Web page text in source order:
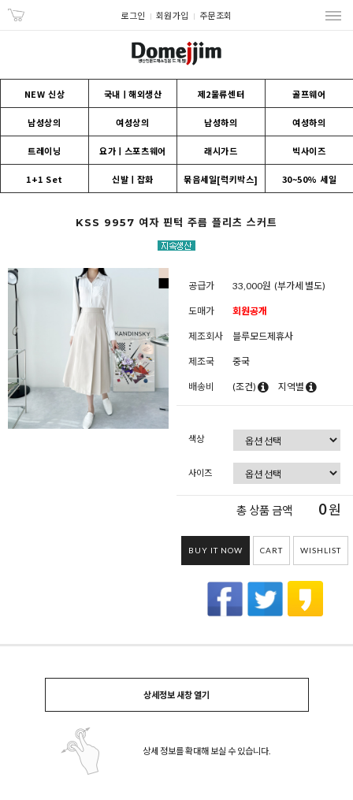
로그인 회원가입 주문조회
NEW 신상 국내ㅣ해외생산 제2물류센터 골프웨어
남성상의 여성상의 남성하의 여성하의
트레이닝 요가ㅣ스포츠웨어 래시가드 빅사이즈
1+1 Set 신발ㅣ잡화 묶음세일[럭키박스] 30~50% 세일
KSS 9957 여자 핀턱 주름 플리츠 스커트
공급가 33,000원 (부가세 별도)
도매가 회원공개
제조회사 블루모드제휴사
제조국 중국
배송비 (조건) 지역별
색상
사이즈
총 상품 금액 0원
BUY IT NOW CART WISHLIST
상세정보 새창 열기
상세 정보를 확대해 보실 수 있습니다.